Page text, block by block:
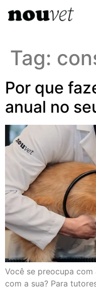
Tag:
Por que
anual no
Você se preocupa
com a sua? Para